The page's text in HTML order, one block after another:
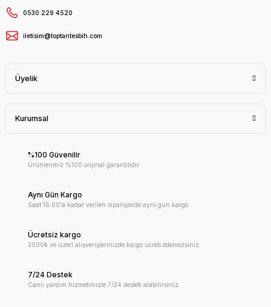
0530 229 4520
iletisim@toptantesbih.com
Üyelik
Kurumsal
%100 Güvenilir
Ürünlerimiz %100 orijinal garantilidir.
Aynı Gün Kargo
Saat 16:00'a kadar verilen siparişlerde aynı gün kargo
Ücretsiz kargo
3000₺ ve üzeri alışverişlerinizde kargo ücreti ödemezsiniz.
7/24 Destek
Canlı yardım hizmetimizle 7/24 destek alabilirsiniz.